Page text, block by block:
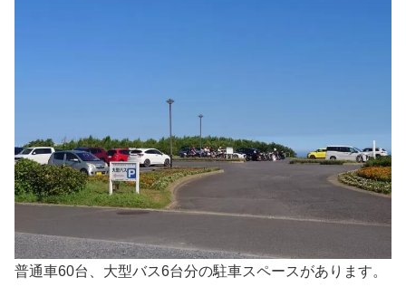
普通車60台、大型バス6台分の駐車スペースがあります。